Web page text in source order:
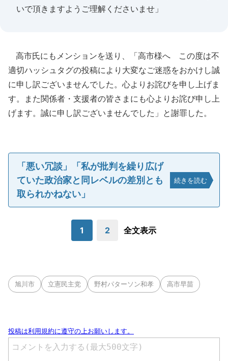
いで頂きますようご理解くださいませ」
高市氏にもメンションを送り、「高市様へ この度は不
適切ハッシュタグの投稿により大変なご迷惑をおかけし誠
に申し訳ございませんでした。心よりお詫びを申し上げま
す。また関係者・支援者の皆さまにも心よりお詫び申し上
げます。誠に申し訳ございませんでした」と謝罪した。
「悪い冗談」「私が批判を繰り広げ
ていた政治家と同レベルの差別とも
取られかねない」
続きを読む
1 2 全文表示
旭川市 立憲民主党 野村パターソン和孝 高市早苗